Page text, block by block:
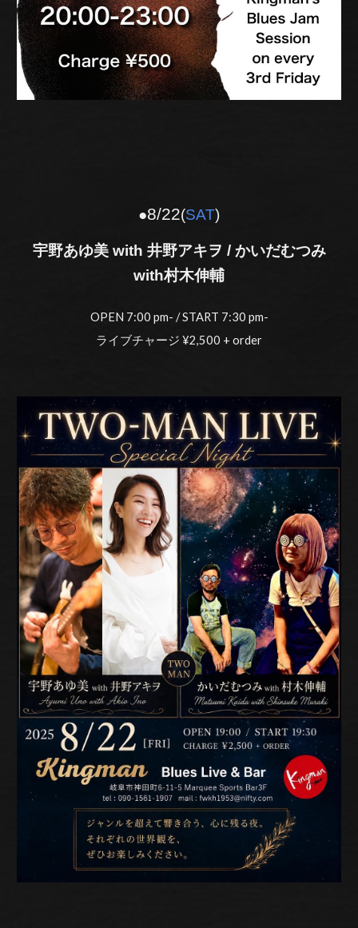
●8/22(SAT)
宇野あゆ美 with 井野アキヲ / かいだむつみ
with村木伸輔
OPEN 7:00 pm- / START 7:30 pm-
ライブチャージ ¥2,500 + order